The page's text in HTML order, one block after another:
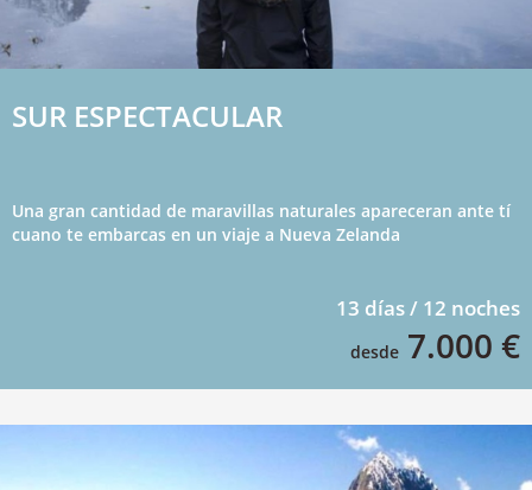
SUR ESPECTACULAR
Una gran cantidad de maravillas naturales apareceran ante tí
cuano te embarcas en un viaje a Nueva Zelanda
13 días / 12 noches
desde 7.000 €